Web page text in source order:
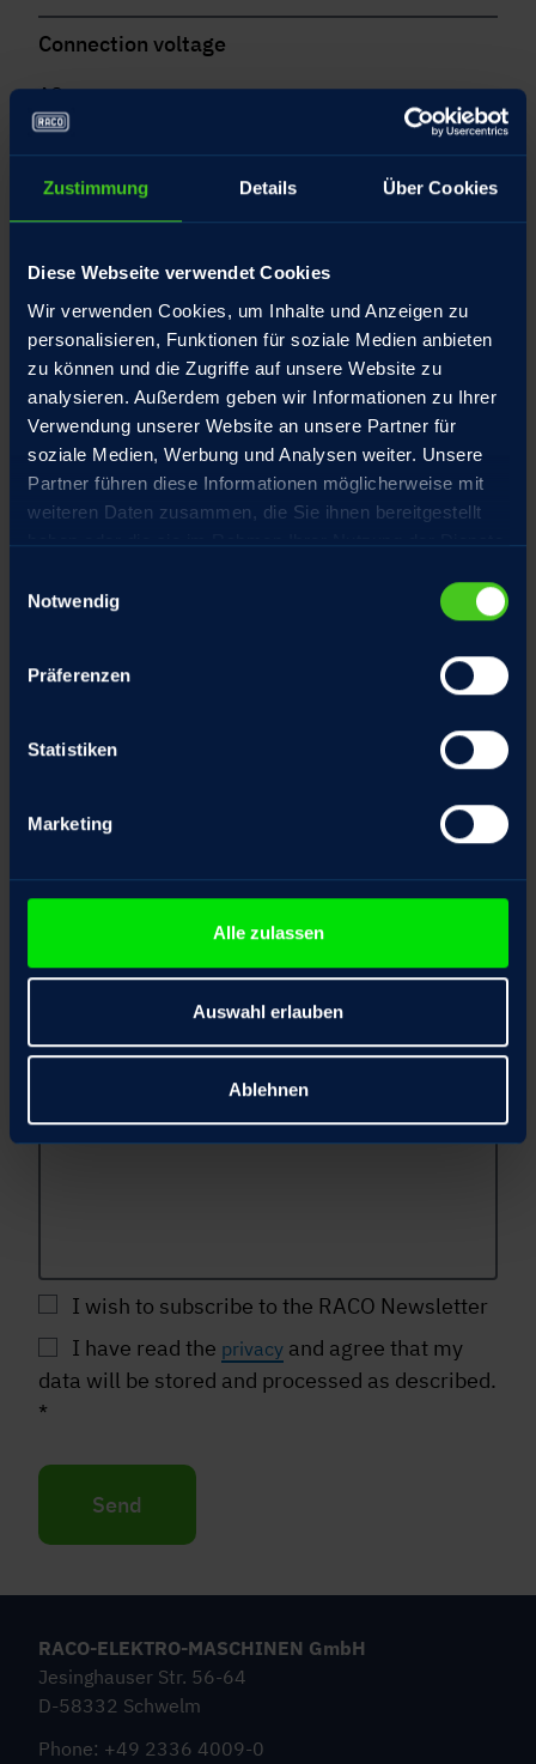
Zustimmung Details Über Cookies
Diese Webseite verwendet Cookies
Wir verwenden Cookies, um Inhalte und Anzeigen zu
personalisieren, Funktionen für soziale Medien anbieten
zu können und die Zugriffe auf unsere Website zu
analysieren. Außerdem geben wir Informationen zu Ihrer
Verwendung unserer Website an unsere Partner für
soziale Medien, Werbung und Analysen weiter. Unsere
Partner führen diese Informationen möglicherweise mit
weiteren Daten zusammen, die Sie ihnen bereitgestellt
Notwendig
Präferenzen
Statistiken
Marketing
Alle zulassen
Auswahl erlauben
Ablehnen
Connection voltage
Attach file
For an overview of all options and targeted
processing of your inquiries, we recommend our
product checklists,
Name*
Phone
*
I wish to subscribe to the RACO Newsletter
I have read the privacy and agree that my
data will be stored and processed as described.
*
Send
RACO-ELEKTRO-MASCHINEN GmbH
Jesinghauser Str. 56-64
D-58332 Schwelm
Phone: +49 2336 4009-0